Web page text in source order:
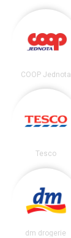
COOP Jednota
Tesco
dm drogerie